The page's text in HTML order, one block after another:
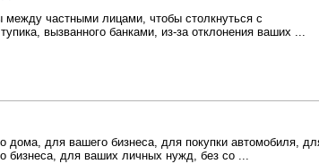
частными лицами, чтобы столкнуться с
вызванного банками, из-за отклонения ваших ...
для вашего бизнеса, для покупки автомобиля,
бизнеса, для ваших личных нужд, без со ...